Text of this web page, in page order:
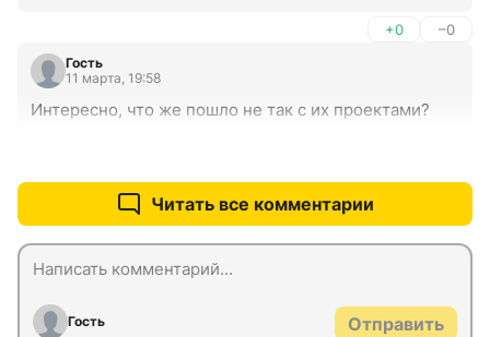
+0 –0
Гость
11 марта, 19:58
Интересно, что же пошло не так с их проектами?
Читать все комментарии
Гость Отправить